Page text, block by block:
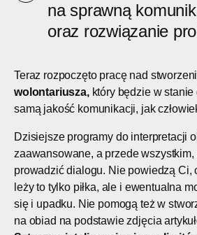
na sprawną
oraz rozwiązanie
Teraz rozpoczęto pracę nad
wolontariusza,który będzie w stanie
samą jakość komunikacji, jak
Dzisiejsze programy do interpretacji
zaawansowane, a przede
prowadzić dialogu. Nie powiedzą Ci,
leży to tylko piłka, ale i ewentualna
się i upadku. Nie pomogą też w
na obiad na podstawie zdjęcia